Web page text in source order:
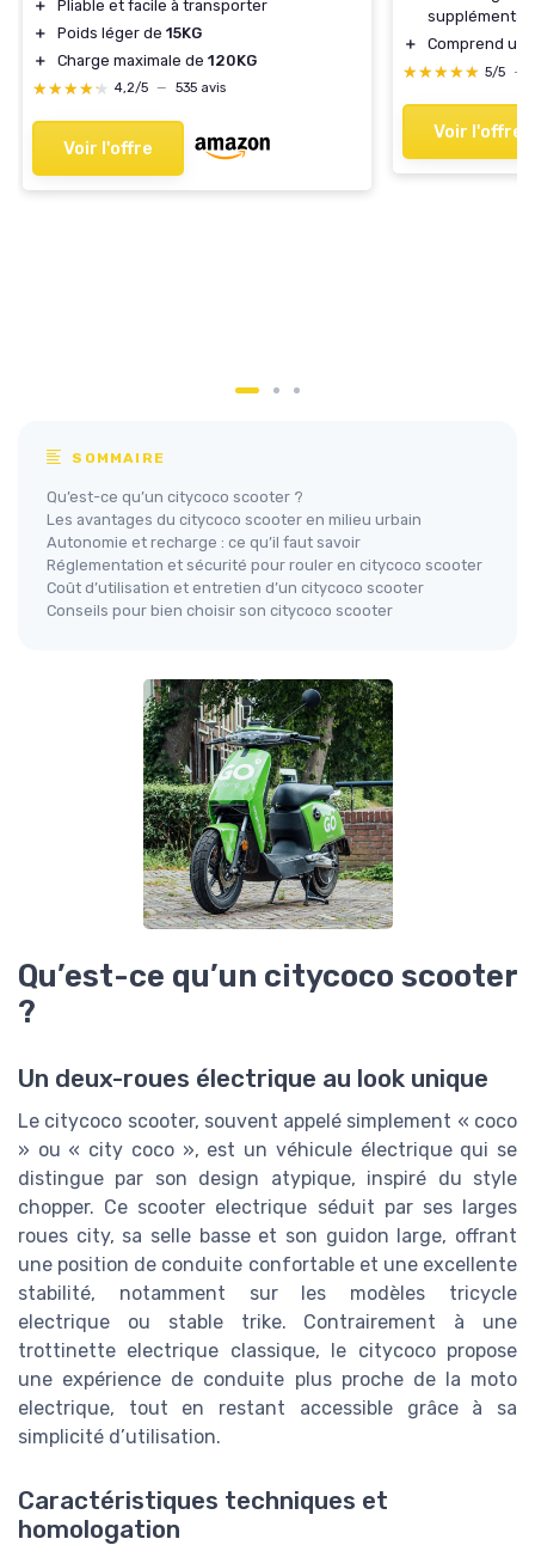
＋
Pliable et facile à transporter
＋
Poids léger de 15KG
＋
Charge maximale de 120KG
★★★★★
★★★★★ 4,2/5 — 535 avis
Voir l'offre
＋
Comprend un
★★★★★
★★★★★ 5/5 —
Voir l'offre
SOMMAIRE
Qu’est-ce qu’un citycoco scooter ?
Les avantages du citycoco scooter en milieu urbain
Autonomie et recharge : ce qu’il faut savoir
Réglementation et sécurité pour rouler en citycoco scooter
Coût d’utilisation et entretien d’un citycoco scooter
Conseils pour bien choisir son citycoco scooter
Qu’est-ce qu’un citycoco scooter
?
Un deux-roues électrique au look unique
Le citycoco scooter, souvent appelé simplement « coco
» ou « city coco », est un véhicule électrique qui se
distingue par son design atypique, inspiré du style
chopper. Ce scooter electrique séduit par ses larges
roues city, sa selle basse et son guidon large, offrant
une position de conduite confortable et une excellente
stabilité, notamment sur les modèles tricycle
electrique ou stable trike. Contrairement à une
trottinette electrique classique, le citycoco propose
une expérience de conduite plus proche de la moto
electrique, tout en restant accessible grâce à sa
simplicité d’utilisation.
Caractéristiques techniques et
homologation